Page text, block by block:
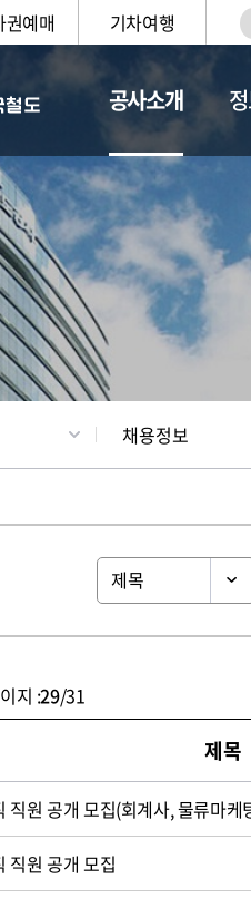
권예매 기차여행
공사소개
일반현황
채용정보
지 :29/31
제목
직원 공개 모집(회계사, 물류마케
직원 공개 모집